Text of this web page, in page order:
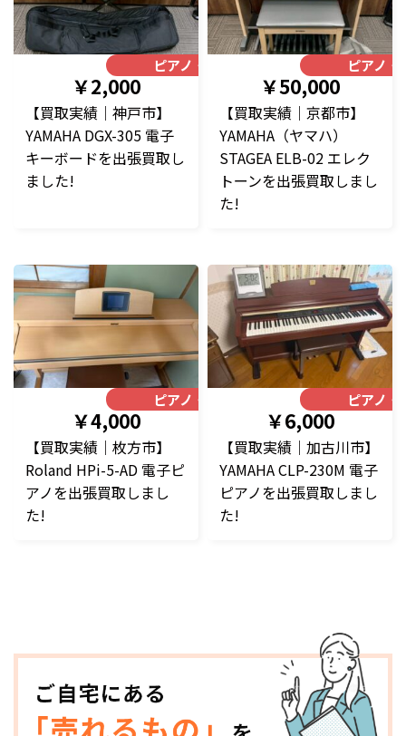
ピアノ・楽器
￥2,000
【買取実績｜神戸市】
YAMAHA DGX-305 電子
キーボードを出張買取し
ました!
ピアノ・
￥50,000
【買取実績｜京都市】
YAMAHA（ヤマハ）
STAGEA ELB-02 エレク
トーンを出張買取しまし
た!
ピアノ・楽器
￥4,000
【買取実績｜枚方市】
Roland HPi-5-AD 電子ピ
アノを出張買取しまし
た!
ピアノ・
￥6,000
【買取実績｜加古川市】
YAMAHA CLP-230M 電子
ピアノを出張買取しまし
た!